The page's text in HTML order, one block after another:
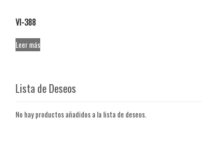
VI-388
Leer más
Lista de Deseos
No hay productos añadidos a la lista de deseos.